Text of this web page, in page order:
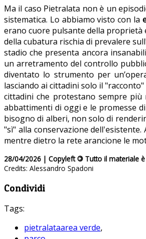
Ma il caso Pietralata non è un
sistematica. Lo abbiamo visto con la
erano cuore pulsante della
della cubatura rischia di prevalere
stadio che presenta ancora
un arretramento del controllo
diventato lo strumento per
lasciando ai cittadini solo il
cittadini che protestano sempre più
abbattimenti di oggi e le promesse
bisogno di alberi, non solo di
"sì" alla conservazione
mentre dietro la rete arancione le
28/04/2026 | Copyleft © Tutto il materiale
Credits: Alessandro Spadoni
Condividi
Tags:
pietralataarea verde,